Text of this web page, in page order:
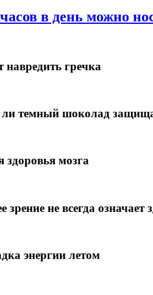
в день можно
гречка
ли темный шоколад
мозга
не всегда означает
энергии летом